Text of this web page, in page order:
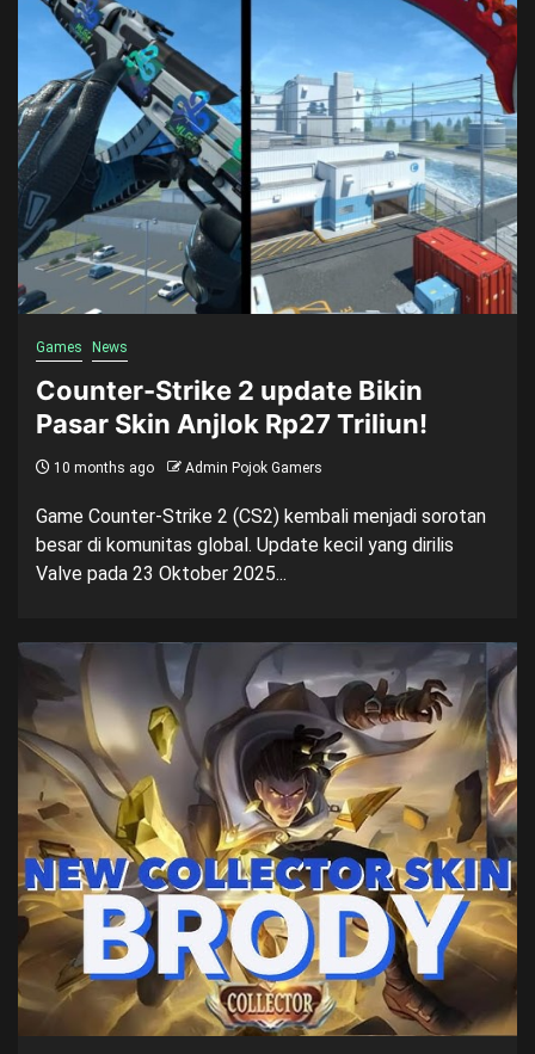
Games News
Counter-Strike 2 update Bikin
Pasar Skin Anjlok Rp27 Triliun!
10 months ago Admin Pojok Gamers
Game Counter-Strike 2 (CS2) kembali menjadi sorotan
besar di komunitas global. Update kecil yang dirilis
Valve pada 23 Oktober 2025...